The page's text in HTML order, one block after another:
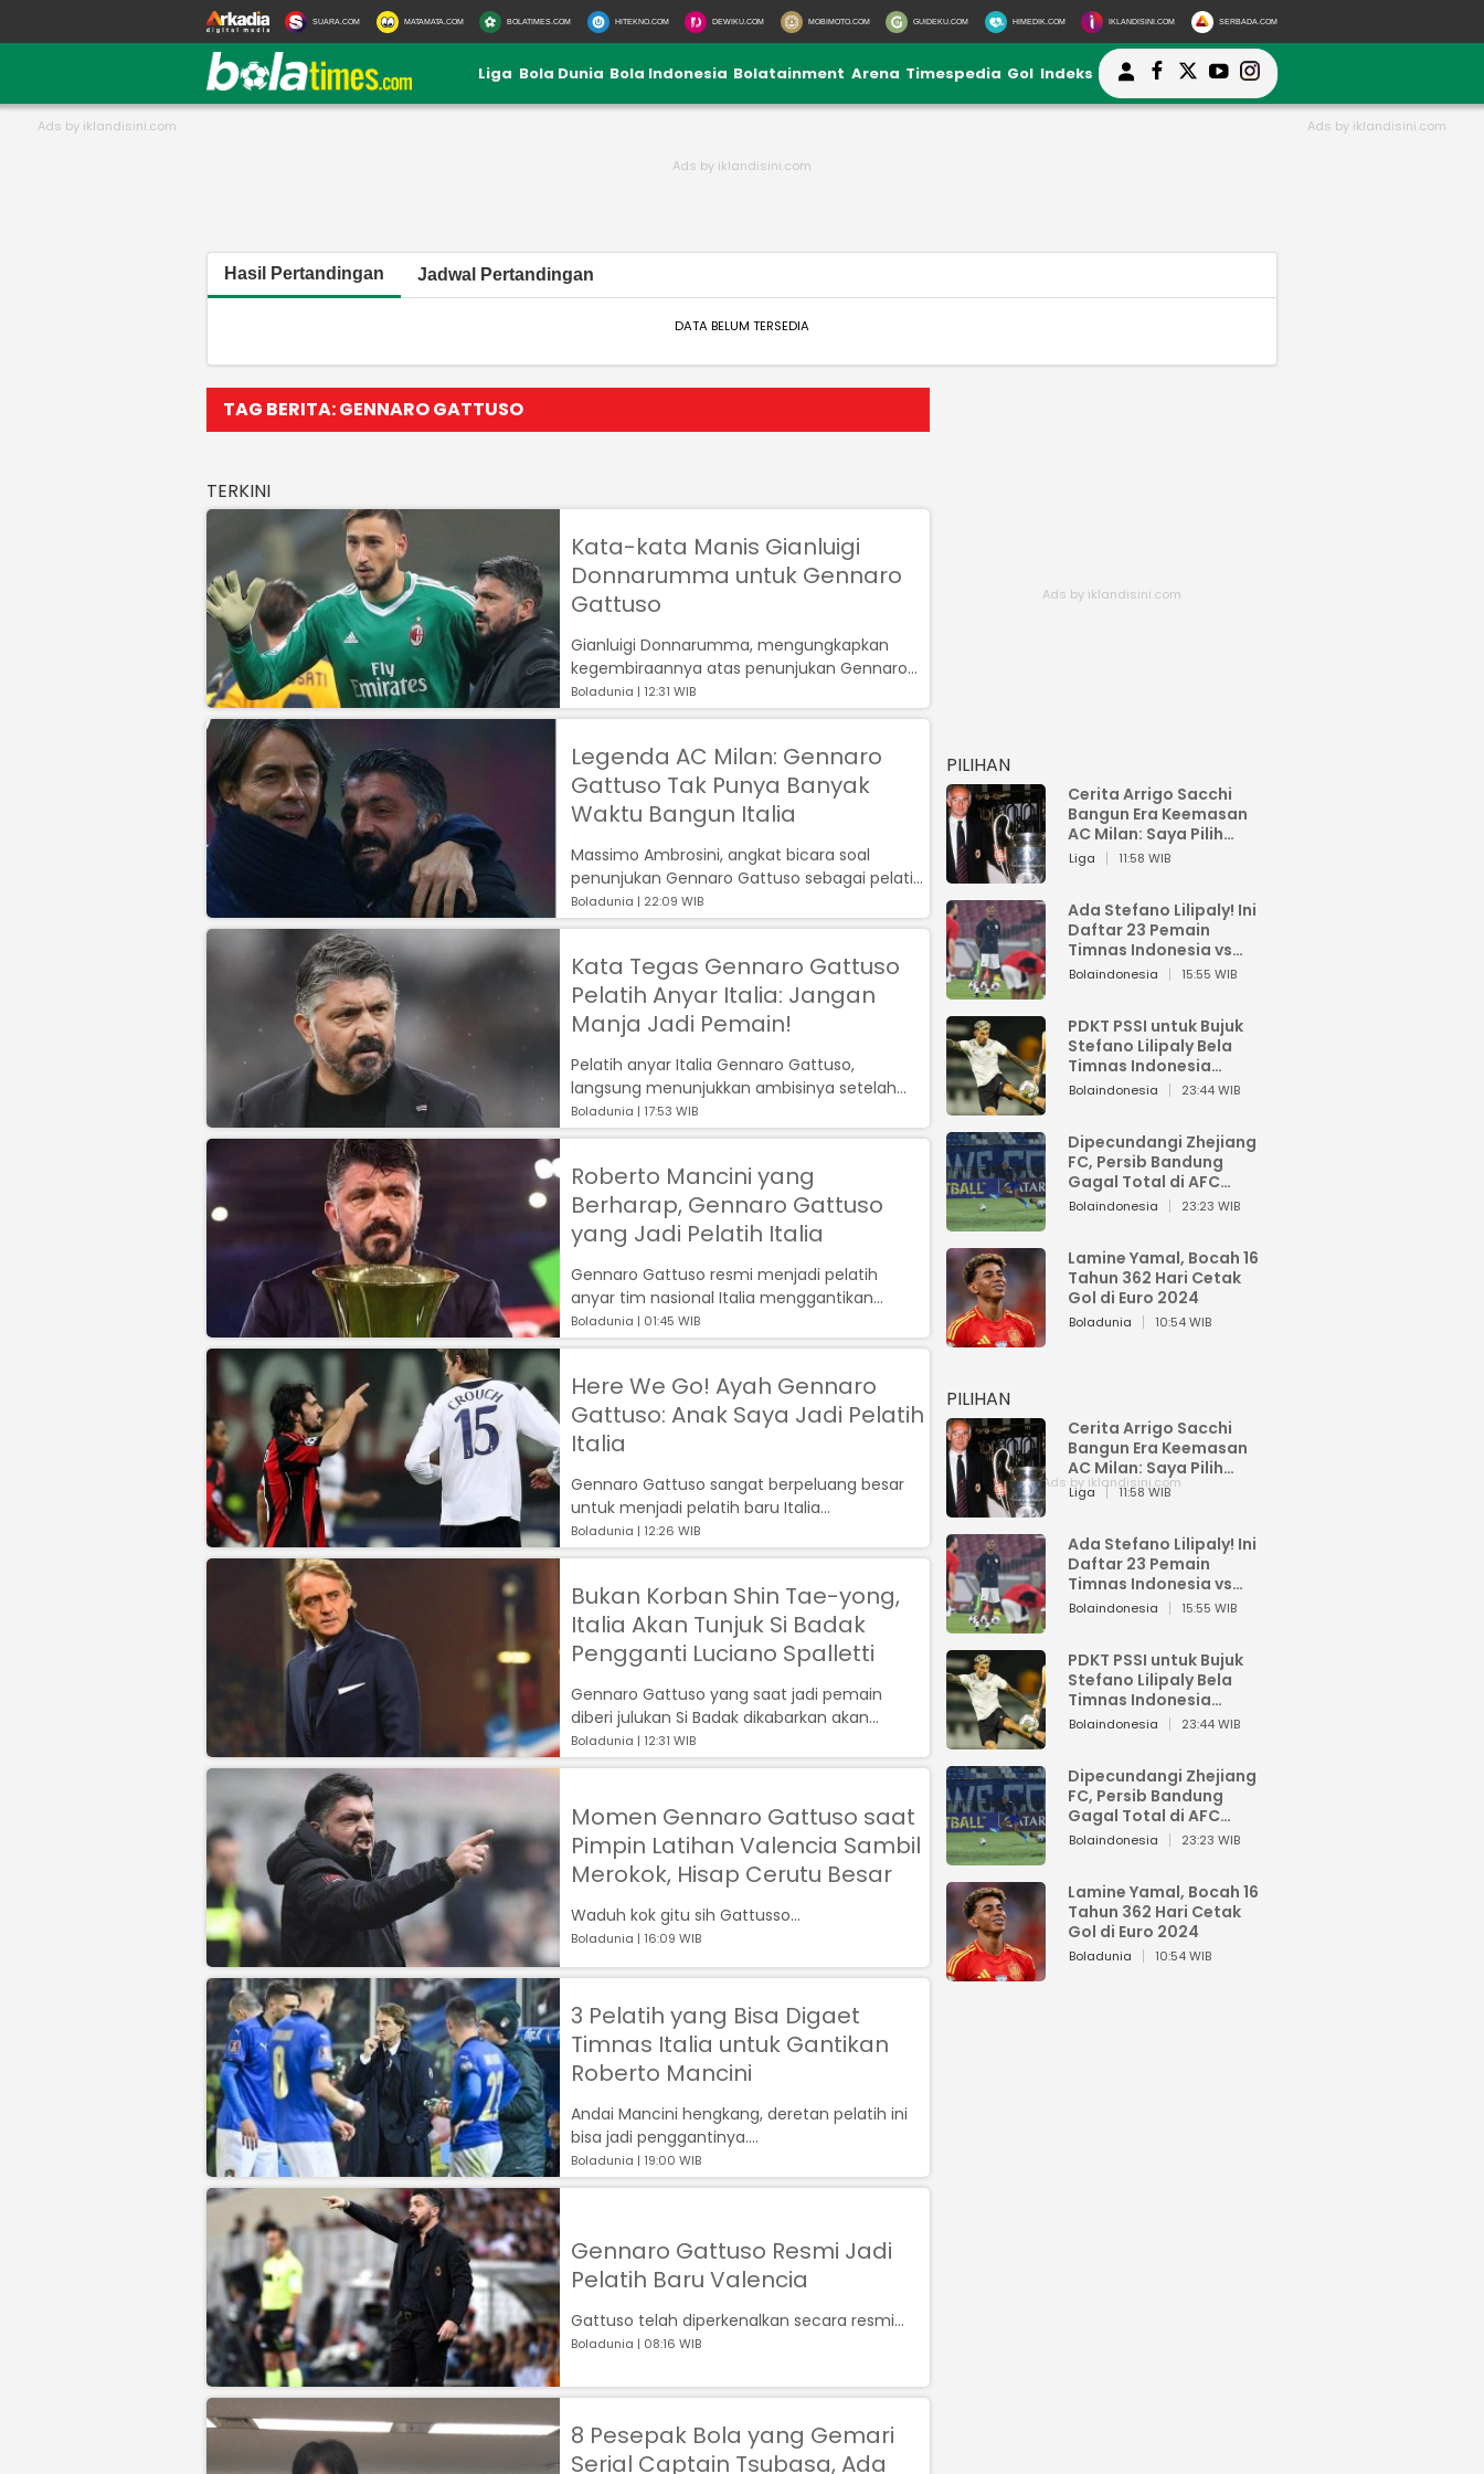
SUARA.COM MATAMATA.COM BOLATIMES.COM HITEKNO.COM DEWIKU.COM MOBIMOTO.COM GUIDEKU.COM HIMEDIK.COM IKLANDISINI.COM SERBADA.COM
Liga Bola Dunia Bola Indonesia Bolatainment Arena Timespedia Gol Indeks
Hasil Pertandingan Jadwal Pertandingan
DATA BELUM TERSEDIA
TAG BERITA: GENNARO GATTUSO
TERKINI
Kata-kata Manis Gianluigi
Donnarumma untuk Gennaro
Gattuso
Gianluigi Donnarumma, mengungkapkan
kegembiraannya atas penunjukan Gennaro
Gattuso sebagai pelatih baru Timnas Italia....
Boladunia | 12:31 WIB
Legenda AC Milan: Gennaro
Gattuso Tak Punya Banyak
Waktu Bangun Italia
Massimo Ambrosini, angkat bicara soal
penunjukan Gennaro Gattuso sebagai pelatih
baru Gli Azzurri....
Boladunia | 22:09 WIB
Kata Tegas Gennaro Gattuso
Pelatih Anyar Italia: Jangan
Manja Jadi Pemain!
Pelatih anyar Italia Gennaro Gattuso,
langsung menunjukkan ambisinya setelah
resmi menggantikan Luciano Spalletti....
Boladunia | 17:53 WIB
Roberto Mancini yang
Berharap, Gennaro Gattuso
yang Jadi Pelatih Italia
Gennaro Gattuso resmi menjadi pelatih
anyar tim nasional Italia menggantikan
Luciano Spalletti....
Boladunia | 01:45 WIB
Here We Go! Ayah Gennaro
Gattuso: Anak Saya Jadi Pelatih
Italia
Gennaro Gattuso sangat berpeluang besar
untuk menjadi pelatih baru Italia
menggantikan Luciano Spalletti....
Boladunia | 12:26 WIB
Bukan Korban Shin Tae-yong,
Italia Akan Tunjuk Si Badak
Pengganti Luciano Spalletti
Gennaro Gattuso yang saat jadi pemain
diberi julukan Si Badak dikabarkan akan
segera bertemu presiden FIGC, Gabriele Gra...
Boladunia | 12:31 WIB
Momen Gennaro Gattuso saat
Pimpin Latihan Valencia Sambil
Merokok, Hisap Cerutu Besar
Waduh kok gitu sih Gattusso...
Boladunia | 16:09 WIB
3 Pelatih yang Bisa Digaet
Timnas Italia untuk Gantikan
Roberto Mancini
Andai Mancini hengkang, deretan pelatih ini
bisa jadi penggantinya....
Boladunia | 19:00 WIB
Gennaro Gattuso Resmi Jadi
Pelatih Baru Valencia
Gattuso telah diperkenalkan secara resmi...
Boladunia | 08:16 WIB
8 Pesepak Bola yang Gemari
Serial Captain Tsubasa, Ada
PILIHAN
Cerita Arrigo Sacchi
Bangun Era Keemasan
AC Milan: Saya Pilih
Pemain dari Isi Otaknya
Liga 11:58 WIB
Ada Stefano Lilipaly! Ini
Daftar 23 Pemain
Timnas Indonesia vs
China
Bolaindonesia 15:55 WIB
PDKT PSSI untuk Bujuk
Stefano Lilipaly Bela
Timnas Indonesia
Berakhir Berantakan
Bolaindonesia 23:44 WIB
Dipecundangi Zhejiang
FC, Persib Bandung
Gagal Total di AFC
Champions League Two
Bolaindonesia 23:23 WIB
Lamine Yamal, Bocah 16
Tahun 362 Hari Cetak
Gol di Euro 2024
Boladunia 10:54 WIB
PILIHAN
Cerita Arrigo Sacchi
Bangun Era Keemasan
AC Milan: Saya Pilih
Pemain dari Isi Otaknya
Liga 11:58 WIB
Ada Stefano Lilipaly! Ini
Daftar 23 Pemain
Timnas Indonesia vs
China
Bolaindonesia 15:55 WIB
PDKT PSSI untuk Bujuk
Stefano Lilipaly Bela
Timnas Indonesia
Berakhir Berantakan
Bolaindonesia 23:44 WIB
Dipecundangi Zhejiang
FC, Persib Bandung
Gagal Total di AFC
Champions League Two
Bolaindonesia 23:23 WIB
Lamine Yamal, Bocah 16
Tahun 362 Hari Cetak
Gol di Euro 2024
Boladunia 10:54 WIB